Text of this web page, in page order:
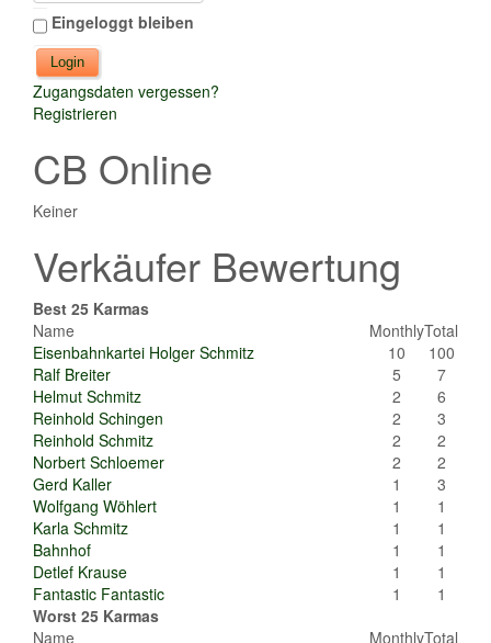
Eingeloggt bleiben
Zugangsdaten vergessen?
Registrieren
CB Online
Keiner
Verkäufer Bewertung
Best 25 Karmas
Name
MonthlyTotal
Eisenbahnkartei Holger Schmitz
10
100
Ralf Breiter
5
7
Helmut Schmitz
2
6
Reinhold Schingen
2
3
Reinhold Schmitz
2
2
Norbert Schloemer
2
2
Gerd Kaller
1
3
Wolfgang Wöhlert
1
1
Karla Schmitz
1
1
Bahnhof
1
1
Detlef Krause
1
1
Fantastic Fantastic
1
1
Worst 25 Karmas
Name
MonthlyTotal